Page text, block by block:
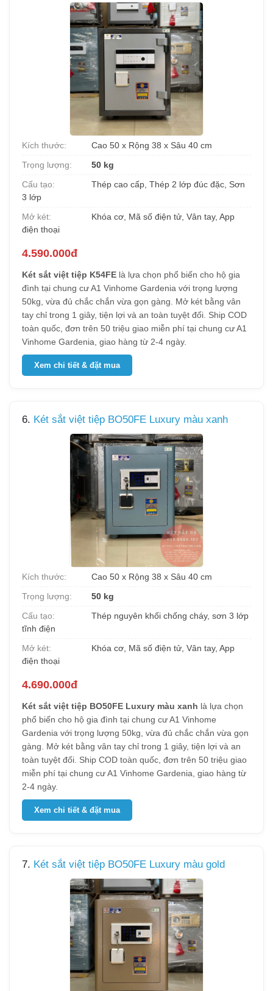
Kích thước:
Cao 50 x Rộng 38 x Sâu 40 cm
Trọng lượng:
50 kg
Cấu tạo:
Thép cao cấp, Thép 2 lớp đúc đặc, Sơn
3 lớp
Mở két:
Khóa cơ, Mã số điện tử, Vân tay, App
điện thoại
4.590.000đ
Két sắt việt tiệp K54FE là lựa chọn phổ biến cho hộ gia
đình tại chung cư A1 Vinhome Gardenia với trọng lượng
50kg, vừa đủ chắc chắn vừa gọn gàng. Mở két bằng vân
tay chỉ trong 1 giây, tiện lợi và an toàn tuyệt đối. Ship COD
toàn quốc, đơn trên 50 triệu giao miễn phí tại chung cư A1
Vinhome Gardenia, giao hàng từ 2-4 ngày.
Xem chi tiết & đặt mua
6. Két sắt việt tiệp BO50FE Luxury màu xanh
Kích thước:
Cao 50 x Rộng 38 x Sâu 40 cm
Trọng lượng:
50 kg
Cấu tạo:
Thép nguyên khối chống cháy, sơn 3 lớp
tĩnh điện
Mở két:
Khóa cơ, Mã số điện tử, Vân tay, App
điện thoại
4.690.000đ
Két sắt việt tiệp BO50FE Luxury màu xanh là lựa chọn
phổ biến cho hộ gia đình tại chung cư A1 Vinhome
Gardenia với trọng lượng 50kg, vừa đủ chắc chắn vừa gọn
gàng. Mở két bằng vân tay chỉ trong 1 giây, tiện lợi và an
toàn tuyệt đối. Ship COD toàn quốc, đơn trên 50 triệu giao
miễn phí tại chung cư A1 Vinhome Gardenia, giao hàng từ
2-4 ngày.
Xem chi tiết & đặt mua
7. Két sắt việt tiệp BO50FE Luxury màu gold